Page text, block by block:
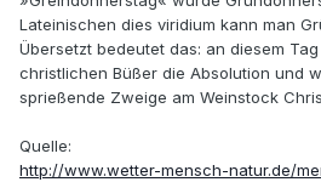
Lateinischen dies viridium kann man
Übersetzt bedeutet das: an diesem
christlichen Büßer die Absolution und
sprießende Zweige am Weinstock
Quelle:
http://www.wetter-mensch-natur.de/